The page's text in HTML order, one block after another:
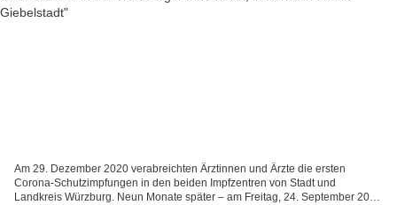
Am 29. Dezember 2020 verabreichten Ärztinnen und Ärzte die ersten
Corona-Schutzimpfungen in den beiden Impfzentren von Stadt und
Landkreis Würzburg. Neun Monate später – am Freitag, 24. September 2021